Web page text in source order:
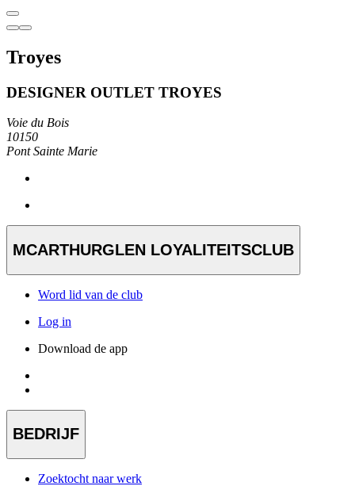
Troyes
DESIGNER OUTLET TROYES
Voie du Bois
10150
Pont Sainte Marie
MCARTHURGLEN LOYALITEITSCLUB
Word lid van de club
Log in
Download de app
BEDRIJF
Zoektocht naar werk